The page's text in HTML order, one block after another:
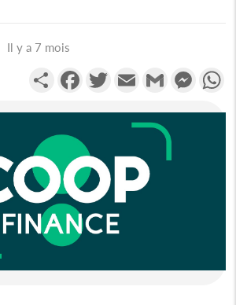
Il y a 7 mois
PartagerFacebookTwitterEmail Gmail